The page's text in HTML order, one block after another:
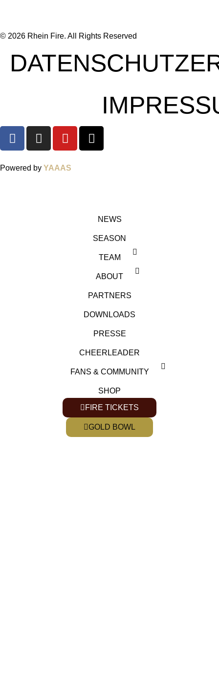
© 2026 Rhein Fire. All Rights Reserved
Powered by YAAAS
NEWS
SEASON
TEAM
ABOUT
PARTNERS
DOWNLOADS
PRESSE
CHEERLEADER
FANS & COMMUNITY
SHOP
FIRE TICKETS
GOLD BOWL